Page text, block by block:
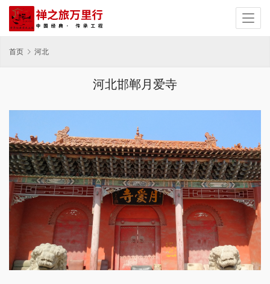
首页 河北
河北邯郸月爱寺